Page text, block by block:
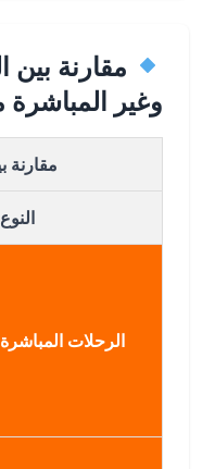
مقارنة بين
وغير المباشرة
مقارنة بين
الرحلات المباشرة